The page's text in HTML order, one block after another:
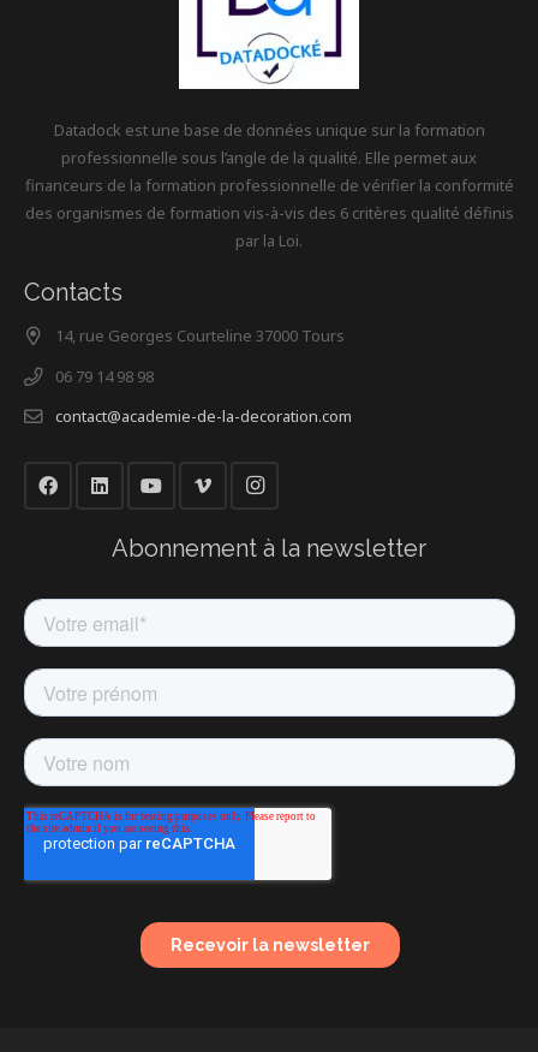
Datadock est une base de données unique sur la formation
professionnelle sous l’angle de la qualité. Elle permet aux
financeurs de la formation professionnelle de vérifier la conformité
des organismes de formation vis-à-vis des 6 critères qualité définis
par la Loi.
Contacts
14, rue Georges Courteline 37000 Tours
06 79 14 98 98
contact@academie-de-la-decoration.com
Abonnement à la newsletter